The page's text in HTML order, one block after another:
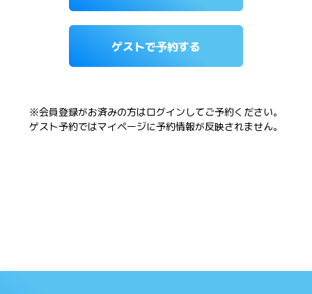
ゲストで予約する
※会員登録がお済みの方はログインしてご予約ください。
ゲスト予約ではマイページに予約情報が反映されません。